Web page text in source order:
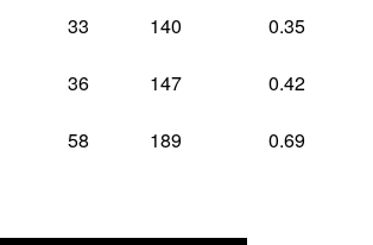
33 140 0.35
36 147 0.42
58 189 0.69